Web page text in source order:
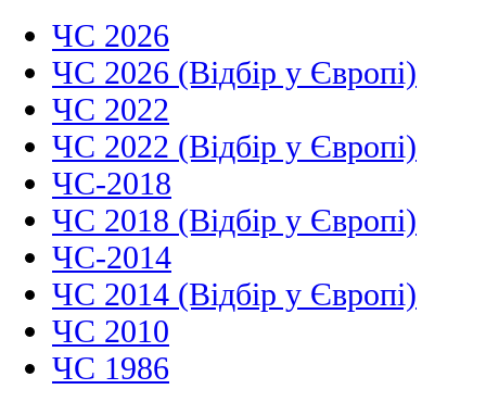
ЧС 2026
ЧС 2026 (Відбір у Європі)
ЧС 2022
ЧС 2022 (Відбір у Європі)
ЧС-2018
ЧС 2018 (Відбір у Європі)
ЧС-2014
ЧС 2014 (Відбір у Європі)
ЧС 2010
ЧС 1986